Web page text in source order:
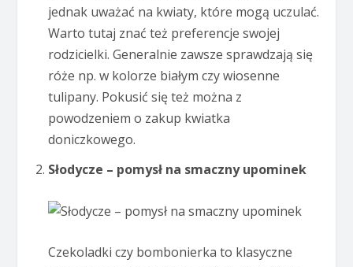
jednak uważać na kwiaty, które mogą uczulać.
Warto tutaj znać też preferencje swojej
rodzicielki. Generalnie zawsze sprawdzają się
róże np. w kolorze białym czy wiosenne
tulipany. Pokusić się też można z
powodzeniem o zakup kwiatka
doniczkowego.
Słodycze – pomysł na smaczny upominek
Czekoladki czy bombonierka to klasyczne